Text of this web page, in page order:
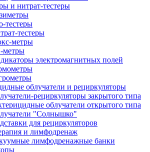
и нитрат-тестеры
тестеры
тестеры
метры
метры
электромагнитных полей
облучатели и рециркуляторы
рециркуляторы закрытого типа
облучатели открытого типа
"Солнышко"
для рециркуляторов
и лимфодренаж
лимфодренажные банки